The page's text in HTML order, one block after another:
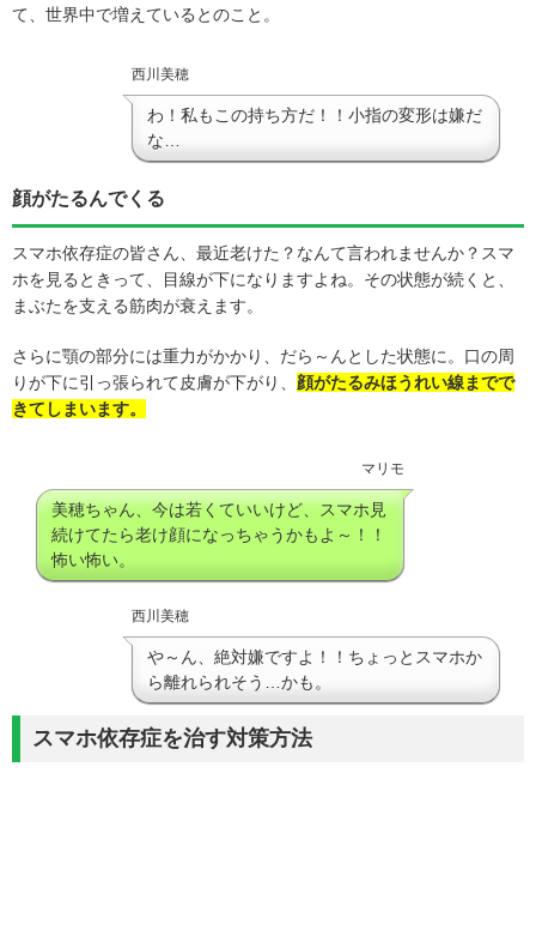
て、世界中で増えているとのこと。
西川美穂
わ！私もこの持ち方だ！！小指の変形は嫌だ
な…
顔がたるんでくる
スマホ依存症の皆さん、最近老けた？なんて言われませんか？スマ
ホを見るときって、目線が下になりますよね。その状態が続くと、
まぶたを支える筋肉が衰えます。
さらに顎の部分には重力がかかり、だら～んとした状態に。口の周
りが下に引っ張られて皮膚が下がり、 顔がたるみほうれい線までで
きてしまいます。
マリモ
美穂ちゃん、今は若くていいけど、スマホ見
続けてたら老け顔になっちゃうかもよ～！！
怖い怖い。
西川美穂
や～ん、絶対嫌ですよ！！ちょっとスマホか
ら離れられそう…かも。
スマホ依存症を治す対策方法